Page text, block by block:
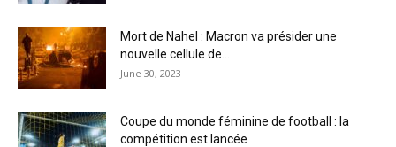
Mort de Nahel : Macron va présider une
nouvelle cellule de...
June 30, 2023
Coupe du monde féminine de football : la
compétition est lancée